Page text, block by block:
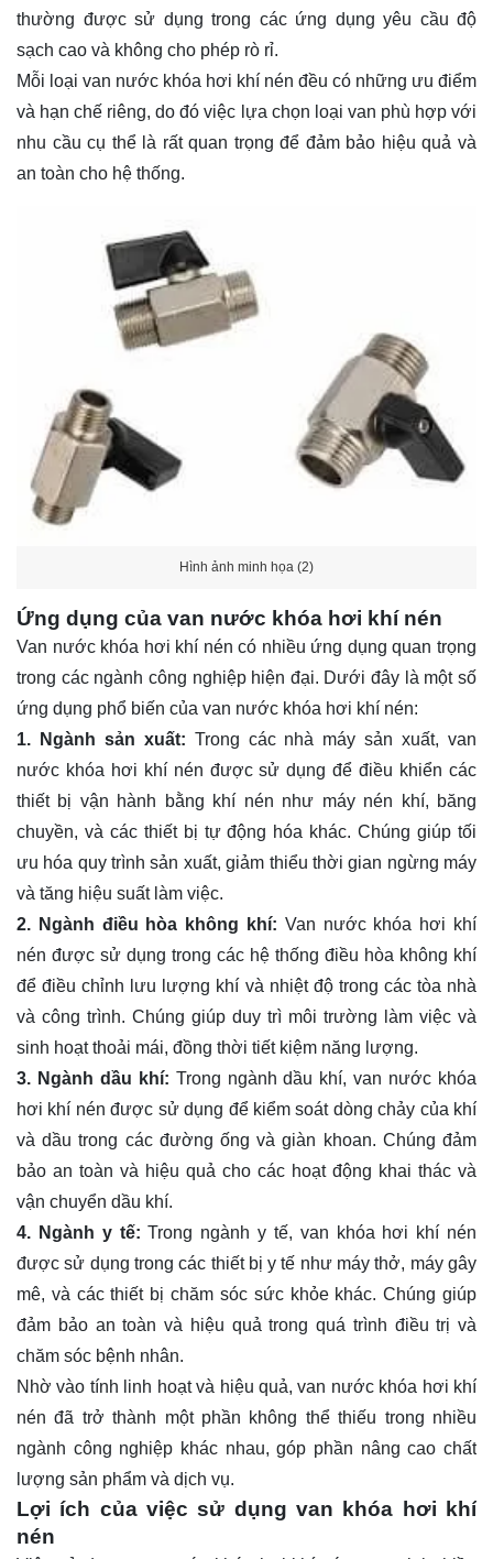
thường được sử dụng trong các ứng dụng yêu cầu độ
sạch cao và không cho phép rò rỉ.
Mỗi loại van nước khóa hơi khí nén đều có những ưu điểm
và hạn chế riêng, do đó việc lựa chọn loại van phù hợp với
nhu cầu cụ thể là rất quan trọng để đảm bảo hiệu quả và
an toàn cho hệ thống.
Hình ảnh minh họa (2)
Ứng dụng của van nước khóa hơi khí nén
Van nước khóa hơi khí nén có nhiều ứng dụng quan trọng
trong các ngành công nghiệp hiện đại. Dưới đây là một số
ứng dụng phổ biến của van nước khóa hơi khí nén:
1. Ngành sản xuất: Trong các nhà máy sản xuất, van
nước khóa hơi khí nén được sử dụng để điều khiển các
thiết bị vận hành bằng khí nén như máy nén khí, băng
chuyền, và các thiết bị tự động hóa khác. Chúng giúp tối
ưu hóa quy trình sản xuất, giảm thiểu thời gian ngừng máy
và tăng hiệu suất làm việc.
2. Ngành điều hòa không khí: Van nước khóa hơi khí
nén được sử dụng trong các hệ thống điều hòa không khí
để điều chỉnh lưu lượng khí và nhiệt độ trong các tòa nhà
và công trình. Chúng giúp duy trì môi trường làm việc và
sinh hoạt thoải mái, đồng thời tiết kiệm năng lượng.
3. Ngành dầu khí: Trong ngành dầu khí, van nước khóa
hơi khí nén được sử dụng để kiểm soát dòng chảy của khí
và dầu trong các đường ống và giàn khoan. Chúng đảm
bảo an toàn và hiệu quả cho các hoạt động khai thác và
vận chuyển dầu khí.
4. Ngành y tế: Trong ngành y tế, van khóa hơi khí nén
được sử dụng trong các thiết bị y tế như máy thở, máy gây
mê, và các thiết bị chăm sóc sức khỏe khác. Chúng giúp
đảm bảo an toàn và hiệu quả trong quá trình điều trị và
chăm sóc bệnh nhân.
Nhờ vào tính linh hoạt và hiệu quả, van nước khóa hơi khí
nén đã trở thành một phần không thể thiếu trong nhiều
ngành công nghiệp khác nhau, góp phần nâng cao chất
lượng sản phẩm và dịch vụ.
Lợi ích của việc sử dụng van khóa hơi khí
nén